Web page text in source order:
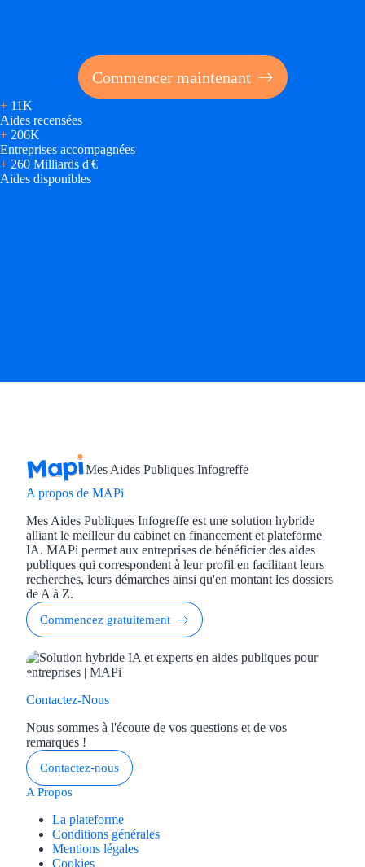
Commencer maintenant
+ 11K
Aides recensées
+ 206K
Entreprises accompagnées
+ 260 Milliards d'€
Aides disponibles
Mes Aides Publiques Infogreffe
A propos de MAPi
Mes Aides Publiques Infogreffe est une solution hybride
alliant le meilleur du cabinet en financement et plateforme
IA. MAPi permet aux entreprises de bénéficier des aides
publiques qui correspondent à leur profil en facilitant leurs
recherches, leurs démarches ainsi qu'en montant les dossiers
de A à Z.
Commencez gratuitement
Contactez-Nous
Nous sommes à l'écoute de vos questions et de vos
remarques !
Contactez-nous
A Propos
La plateforme
Conditions générales
Mentions légales
Cookies